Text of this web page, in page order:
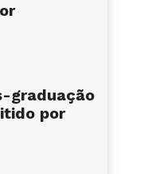
graduação
por